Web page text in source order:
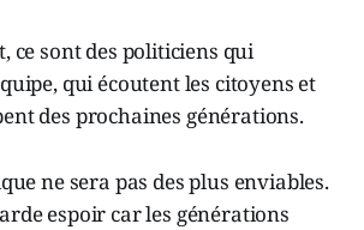
ce sont des politiciens qui
qui écoutent les citoyens et
des prochaines générations.
ne sera pas des plus enviables.
espoir car les générations